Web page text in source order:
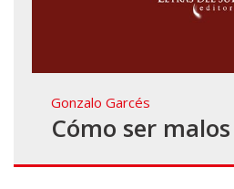
Gonzalo Garcés
Cómo ser malos